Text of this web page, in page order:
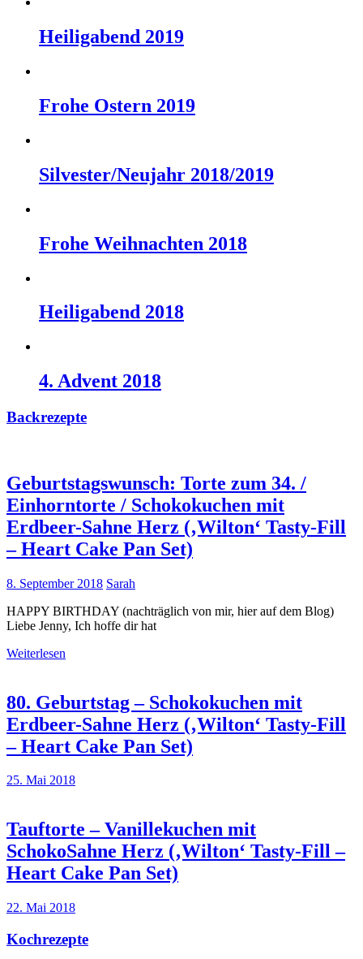
Heiligabend 2019
Frohe Ostern 2019
Silvester/Neujahr 2018/2019
Frohe Weihnachten 2018
Heiligabend 2018
4. Advent 2018
Backrezepte
Geburtstagswunsch: Torte zum 34. /
Einhorntorte / Schokokuchen mit
Erdbeer-Sahne Herz (‚Wilton‘ Tasty-Fill
– Heart Cake Pan Set)
8. September 2018 Sarah
HAPPY BIRTHDAY (nachträglich von mir, hier auf dem Blog)
Liebe Jenny, Ich hoffe dir hat
Weiterlesen
80. Geburtstag – Schokokuchen mit
Erdbeer-Sahne Herz (‚Wilton‘ Tasty-Fill
– Heart Cake Pan Set)
25. Mai 2018
Tauftorte – Vanillekuchen mit
SchokoSahne Herz (‚Wilton‘ Tasty-Fill –
Heart Cake Pan Set)
22. Mai 2018
Kochrezepte